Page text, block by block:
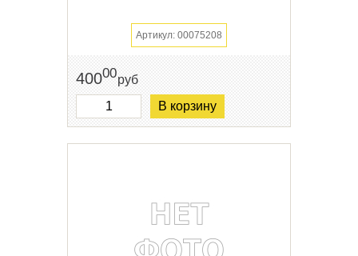
Артикул: 00075208
40000руб
В корзину